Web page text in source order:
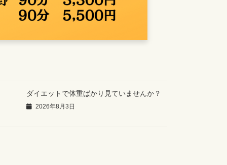
ダイエットで体重ばかり見ていませんか？
2026年8月3日